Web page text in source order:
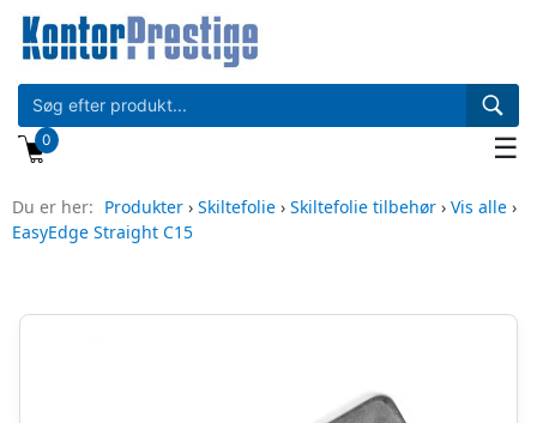
0 ☰
Du er her: Produkter › Skiltefolie › Skiltefolie tilbehør › Vis alle ›
EasyEdge Straight C15